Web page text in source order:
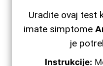
Uradite ovaj test
imate simptome
je
Instrukcije: